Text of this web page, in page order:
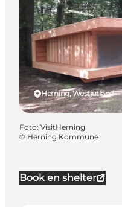
Book en shelter
Herning, Westjütland
Foto: VisitHerning
© Herning Kommune